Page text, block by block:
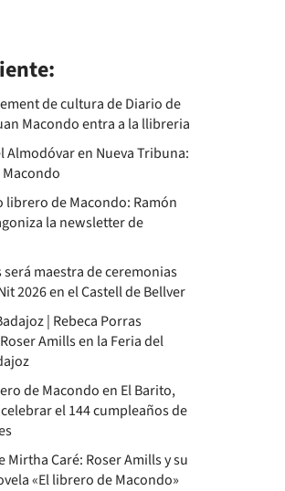
de cultura de Diario de
Macondo entra a la llibreria
Almodóvar en Nueva Tribuna:
librero de Macondo: Ramón
la newsletter de
será maestra de ceremonias
2026 en el Castell de Bellver
| Rebeca Porras
Amills en la Feria del
de Macondo en El Barito,
el 144 cumpleaños de
Mirtha Caré: Roser Amills y su
«El librero de Macondo»